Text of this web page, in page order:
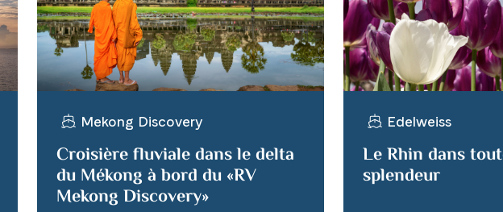
WhatsApp
per E-Mail senden
Mekong Discovery
Croisière fluviale dans le delta
du Mékong à bord du «RV
Mekong Discovery»
Edelweiss
Le Rhin dans
splendeur
Prochaines dates de voyage
25 février 2027
4 avril 2027
31 mai 2027
30 septembre 2027
Disponible